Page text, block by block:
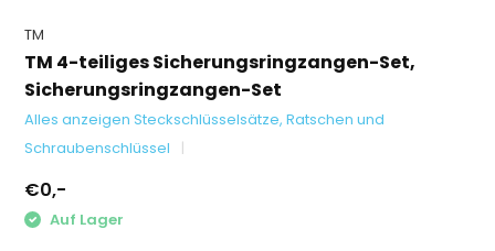
TM
TM 4-teiliges Sicherungsringzangen-Set,
Sicherungsringzangen-Set
Alles anzeigen Steckschlüsselsätze, Ratschen und
Schraubenschlüssel
€0,-
Auf Lager